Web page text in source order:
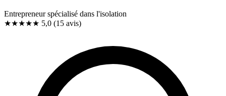
Entrepreneur spécialisé dans l'isolation
★★★★★ 5,0 (15 avis)